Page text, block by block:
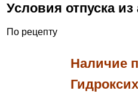
Условия отпуска из
По рецепту
Наличие